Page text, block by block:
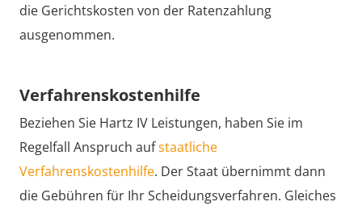
die Gerichtskosten von der Ratenzahlung
ausgenommen.
Verfahrenskostenhilfe
Beziehen Sie Hartz IV Leistungen, haben Sie im
Regelfall Anspruch aufstaatliche
Verfahrenskostenhilfe. Der Staat übernimmt dann
die Gebühren für Ihr Scheidungsverfahren. Gleiches